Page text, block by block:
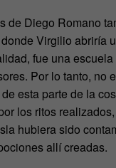
de Diego Romano
Virgilio abriría
fue una
Por lo tanto, no
esta parte de la
los ritos
hubiera sido
allí creadas.